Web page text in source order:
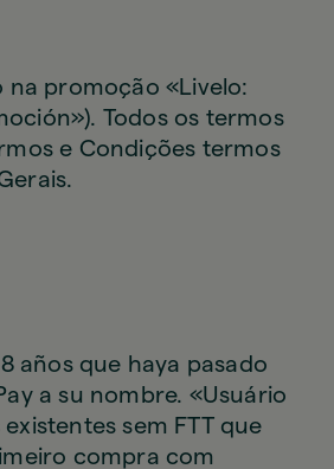
na promoção «Livelo:
Todos os termos
e Condições termos
años que haya pasado
a su nombre. «Usuário
sem FTT que
compra com